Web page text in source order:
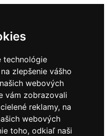
technológie
zlepšenie vášho
webových
vám zobrazovali
reklamy, na
webových
toho, odkiaľ naši